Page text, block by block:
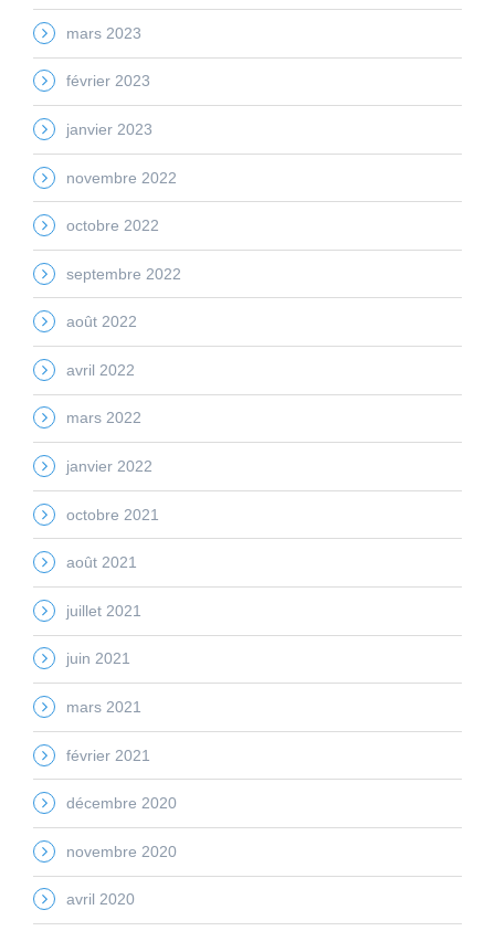
mars 2023
février 2023
janvier 2023
novembre 2022
octobre 2022
septembre 2022
août 2022
avril 2022
mars 2022
janvier 2022
octobre 2021
août 2021
juillet 2021
juin 2021
mars 2021
février 2021
décembre 2020
novembre 2020
avril 2020